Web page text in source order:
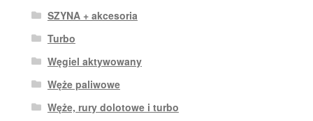
SZYNA + akcesoria
Turbo
Węgiel aktywowany
Węże paliwowe
Węże, rury dolotowe i turbo